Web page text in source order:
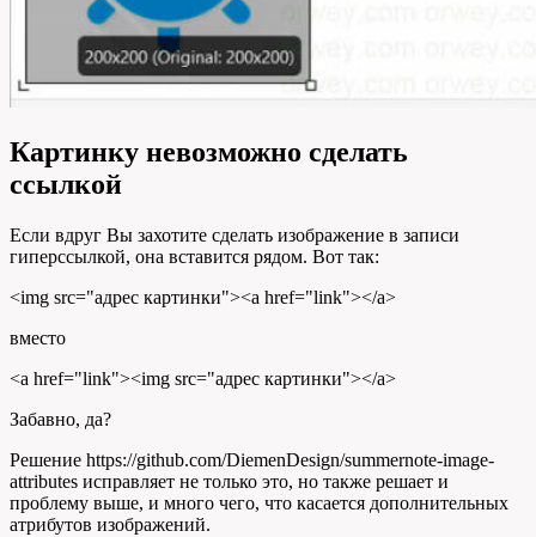
Картинку невозможно сделать
ссылкой
Если вдруг Вы захотите сделать изображение в записи
гиперссылкой, она вставится рядом. Вот так:
<img src="адрес картинки"><a href="link"></a>
вместо
<a href="link"><img src="адрес картинки"></a>
Забавно, да?
Решение https://github.com/DiemenDesign/summernote-image-
attributes исправляет не только это, но также решает и
проблему выше, и много чего, что касается дополнительных
атрибутов изображений.